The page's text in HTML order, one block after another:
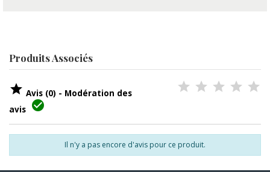
Produits Associés
 Avis (0) - Modération des
avis 
Il n'y a pas encore d'avis pour ce produit.